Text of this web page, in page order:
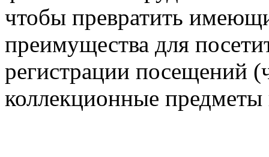
чтобы превратить
преимущества для
регистрации посещений
коллекционные